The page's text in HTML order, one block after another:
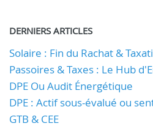
DERNIERS ARTICLES
Solaire : Fin du Rachat &
Passoires & Taxes : Le Hub
DPE Ou Audit Énergétique
DPE : Actif sous-évalué ou
GTB & CEE